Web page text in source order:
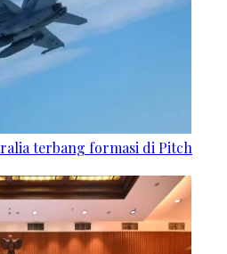
terbang formasi di Pitch